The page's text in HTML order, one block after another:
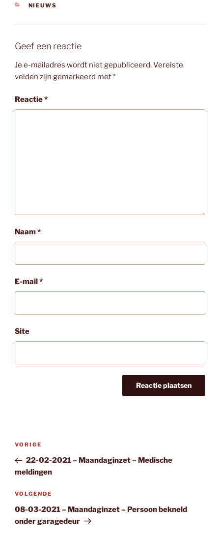
CATEGORIEËN
NIEUWS
Geef een reactie
Je e-mailadres wordt niet gepubliceerd.Vereiste
velden zijn gemarkeerd met*
Reactie*
Naam*
E-mail*
Site
Bericht
Vorig
bericht
VORIGE
22-02-2021 – Maandaginzet – Medische
meldingen
Volgend
bericht
VOLGENDE
08-03-2021 – Maandaginzet – Persoon bekneld
onder garagedeur